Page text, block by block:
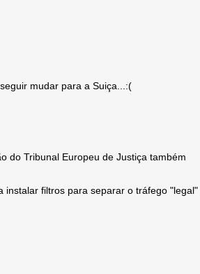
mudar para a Suiça...:(
do Tribunal Europeu de Justiça também
filtros para separar o tráfego "legal"